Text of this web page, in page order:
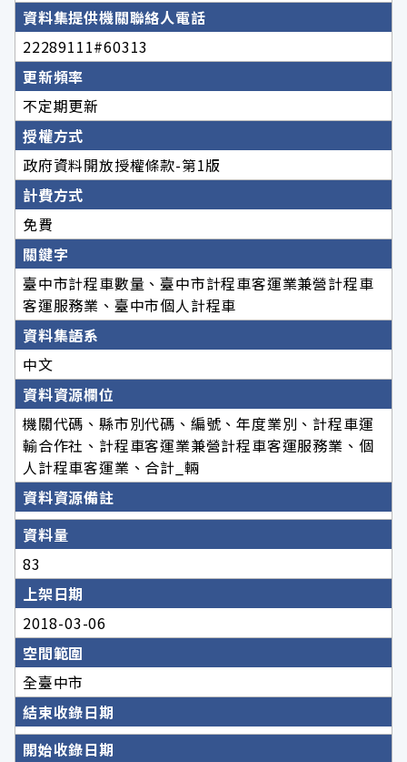
資料集提供機關聯絡人電話
22289111#60313
更新頻率
不定期更新
授權方式
政府資料開放授權條款-第1版
計費方式
免費
關鍵字
臺中市計程車數量、臺中市計程車客運業兼營計程車
客運服務業、臺中市個人計程車
資料集語系
中文
資料資源欄位
機關代碼、縣市別代碼、編號、年度業別、計程車運
輸合作社、計程車客運業兼營計程車客運服務業、個
人計程車客運業、合計_輛
資料資源備註
資料量
83
上架日期
2018-03-06
空間範圍
全臺中市
結束收錄日期
開始收錄日期